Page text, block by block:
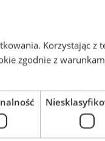
Korzystając z
zgodnie z